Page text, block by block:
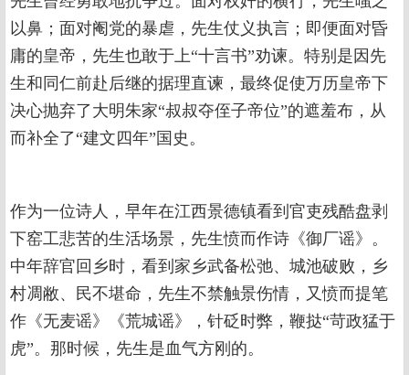
以鼻；面对阉党的暴虐，先生仗义执言；即便面对昏
庸的皇帝，先生也敢于上“十言书”劝谏。特别是因先
生和同仁前赴后继的据理直谏，最终促使万历皇帝下
决心抛弃了大明朱家“叔叔夺侄子帝位”的遮羞布，从
而补全了“建文四年”国史。
作为一位诗人，早年在江西景德镇看到官吏残酷盘剥
下窑工悲苦的生活场景，先生愤而作诗《御厂谣》。
中年辞官回乡时，看到家乡武备松弛、城池破败，乡
村凋敝、民不堪命，先生不禁触景伤情，又愤而提笔
作《无麦谣》《荒城谣》，针砭时弊，鞭挞“苛政猛于
虎”。那时候，先生是血气方刚的。